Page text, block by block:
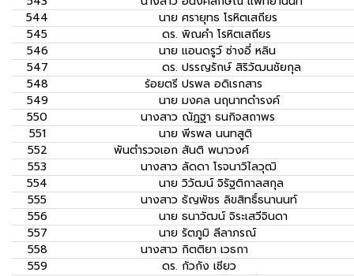
544
นาย ศรายุทธ โรหิตเสถียร
545
ดร. พิณคำ โรหิตเสถียร
546
นาย แอนดรูว์ ซ่างอี่ หลิน
547
ดร. ปรรญรักษ์ สิริวัฒนชัยกุล
548
ร้อยตรี ปรพล อดิเรกสาร
549
นาย มงคล นฤนาทดำรงค์
550
นางสาว ณัฎฐา ธนกิจสถาพร
551
นาย พีรพล นนทสูติ
552
พันตำรวจเอก สันติ พนาวงศ์
553
นางสาว ลัดดา โรจนาวิไลวุฒิ
554
นาย วิวัฒน์ จิรัฐติกาลสกุล
555
นางสาว ธัญพัชร ลิขสิทธิ์ธนานนท์
556
นาย ธนาวัฒน์ จิระเสวีจินดา
557
นาย รัตภูมิ ลีลาภรณ์
558
นางสาว กิตติยา เวธกา
559
ดร. กัวกัง เซียว